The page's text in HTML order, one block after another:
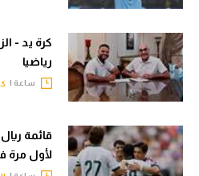
كرة يد -
رياضيا
ساعة |
قائمة
لأول مرة